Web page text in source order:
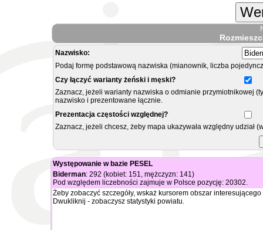
Nazwisko:
Podaj formę podstawową nazwiska (mianownik, liczba
Czy łączyć warianty żeński i męski?
Zaznacz, jeżeli warianty nazwiska o odmianie przymiotnikowej
nazwisko i prezentowane łącznie.
Prezentacja częstości względnej?
Zaznacz, jeżeli chcesz, żeby mapa ukazywała względny
Występowanie w bazie PESEL
Biderman: 292 (kobiet: 151, mężczyzn: 141)
Pod względem liczebności zajmuje w Polsce pozycję: 20302.
Żeby zobaczyć szczegóły, wskaż kursorem obszar
Dwukliknij - zobaczysz statystyki powiatu.